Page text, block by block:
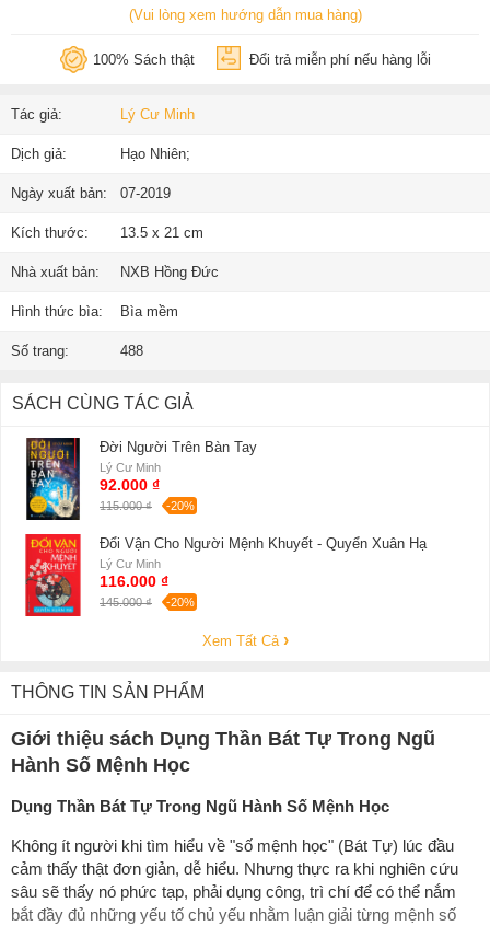
(Vui lòng xem hướng dẫn mua hàng)
100% Sách thật Đổi trả miễn phí nếu hàng lỗi
Tác giả: Lý Cư Minh
Dịch giả: Hạo Nhiên;
Ngày xuất bản: 07-2019
Kích thước: 13.5 x 21 cm
Nhà xuất bản: NXB Hồng Đức
Hình thức bìa: Bìa mềm
Số trang: 488
SÁCH CÙNG TÁC GIẢ
Đời Người Trên Bàn Tay
Lý Cư Minh
92.000 ₫
115.000 ₫ -20%
Đổi Vận Cho Người Mệnh Khuyết - Quyển Xuân Hạ
Lý Cư Minh
116.000 ₫
145.000 ₫ -20%
Xem Tất Cả
THÔNG TIN SẢN PHẨM
Giới thiệu sách Dụng Thần Bát Tự Trong Ngũ
Hành Số Mệnh Học
Dụng Thần Bát Tự Trong Ngũ Hành Số Mệnh Học
Không ít người khi tìm hiểu về "số mệnh học" (Bát Tự) lúc đầu
cảm thấy thật đơn giản, dễ hiểu. Nhưng thực ra khi nghiên cứu
sâu sẽ thấy nó phức tạp, phải dụng công, trì chí để có thể nắm
bắt đầy đủ những yếu tố chủ yếu nhằm luận giải từng mệnh số